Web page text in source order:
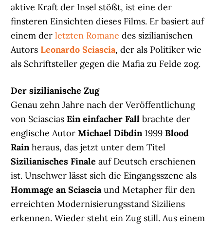
aktive Kraft der Insel stößt, ist eine der
finsteren Einsichten dieses Films. Er basiert auf
einem derletzten Romane des sizilianischen
Autors Leonardo Sciascia, der als Politiker wie
als Schriftsteller gegen die Mafia zu Felde zog.
Der sizilianische Zug
Genau zehn Jahre nach der Veröffentlichung
von SciasciasEin einfacher Fall brachte der
englische AutorMichael Dibdin1999Blood
Rainheraus, das jetzt unter dem Titel
Sizilianisches Finale auf Deutsch erschienen
ist. Unschwer lässt sich die Eingangsszene als
Hommage an Sciasciaund Metapher für den
erreichten Modernisierungsstand Siziliens
erkennen. Wieder steht ein Zug still. Aus einem